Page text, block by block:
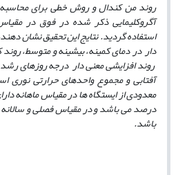
روند من کندال و روش خطی برای محاسبه
آگروکلیمایی ذکر شده در فوق در
استفاده گردید. نتایج این تحقیق نشان
دار در دمای کمینه، بیشینه و متوسط، روند
روند افزایشی معنی دار درجه روزهای
آفتابی و مجموع واحدهای حرارتی نوری
درصد می باشد و در مقیاس فصلی و سالانه
باشد.